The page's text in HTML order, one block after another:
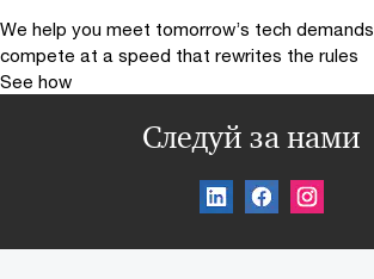
We help you meet tomorrow’s tech demands
compete at a speed that rewrites the rules
See how
Следуй за нами